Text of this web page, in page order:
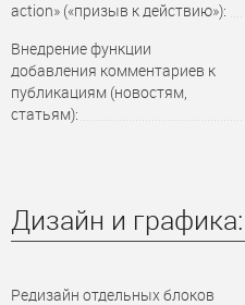
action» («призыв к действию»):
Внедрение функции
добавления комментариев к
публикациям (новостям,
статьям):
Дизайн и графика:
Редизайн отдельных блоков